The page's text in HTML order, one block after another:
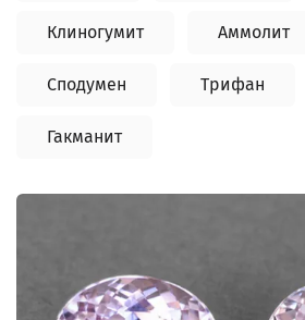
Клиногумит Аммолит
Сподумен Трифан
Гакманит